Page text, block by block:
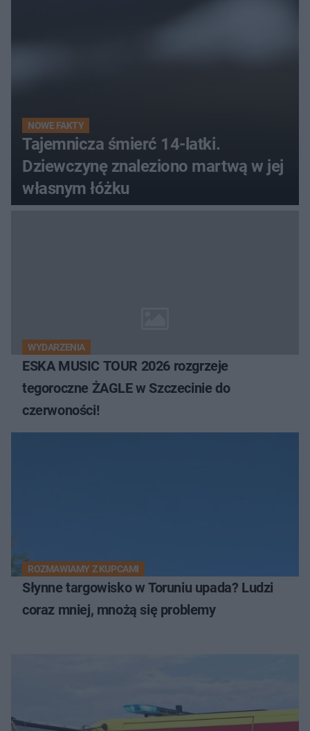
NOWE FAKTY
Tajemnicza śmierć 14-latki.
Dziewczynę znaleziono martwą w jej
własnym łóżku
WYDARZENIA
ESKA MUSIC TOUR 2026 rozgrzeje
tegoroczne ŻAGLE w Szczecinie do
czerwoności!
ROZMAWIAMY Z KUPCAMI
Słynne targowisko w Toruniu upada? Ludzi
coraz mniej, mnożą się problemy